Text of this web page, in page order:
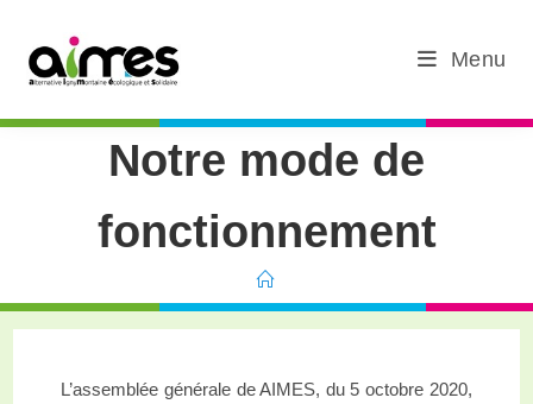
Menu
Notre mode de
fonctionnement
L’assemblée générale de AIMES, du 5 octobre 2020,